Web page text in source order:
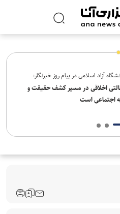
آزاد اسلامی در پیام روز خبرنگار:
اخلاقی در مسیر کشف حقیقت و
اجتماعی است